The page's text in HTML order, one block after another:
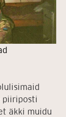
piiriposti
äkki muidu